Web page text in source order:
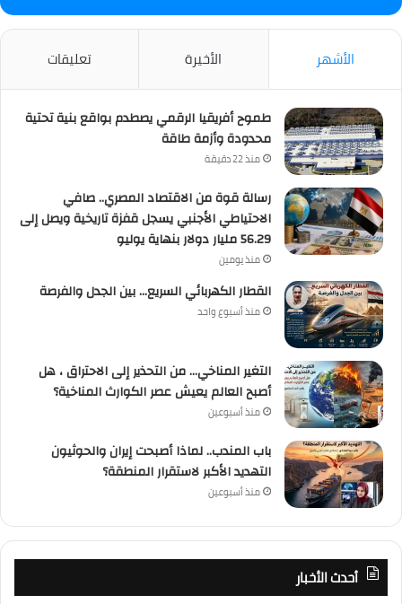
الأشهر الأخيرة تعليقات
طموح أفريقيا الرقمي يصطدم بواقع بنية تحتية
محدودة وأزمة طاقة
منذ 22 دقيقة
رسالة قوة من الاقتصاد المصري.. صافي
الاحتياطي الأجنبي يسجل قفزة تاريخية ويصل إلى
56.29 مليار دولار بنهاية يوليو
منذ يومين
القطار الكهربائي السريع… بين الجدل والفرصة
منذ أسبوع واحد
التغير المناخي… من التحذير إلى الاحتراق ، هل
أصبح العالم يعيش عصر الكوارث المناخية؟
منذ أسبوعين
باب المندب.. لماذا أصبحت إيران والحوثيون
التهديد الأكبر لاستقرار المنطقة؟
منذ أسبوعين
أحدث الأخبار